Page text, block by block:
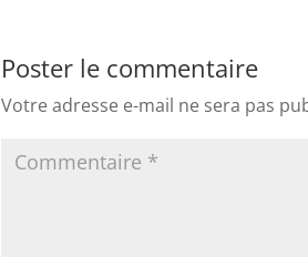
Poster le commentaire
Votre adresse e-mail ne sera pas